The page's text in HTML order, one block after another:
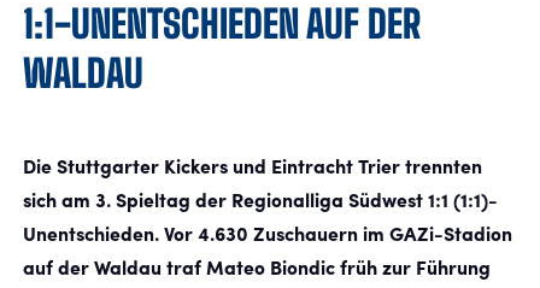
BUSINESS
FANSHOP
TICKETS
1:1-UNENTSCHIEDEN AUF DER
WALDAU
Die Stuttgarter Kickers und Eintracht Trier trennten
sich am 3. Spieltag der Regionalliga Südwest 1:1 (1:1)-
Unentschieden. Vor 4.630 Zuschauern im GAZi-Stadion
auf der Waldau traf Mateo Biondic früh zur Führung